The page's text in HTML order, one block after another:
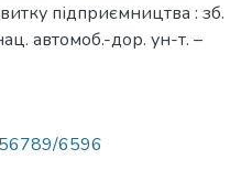
підприємництва : зб.
автомоб.-дор. ун-т. –
6596